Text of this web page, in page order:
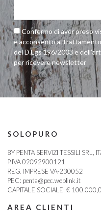
Confermo di aver preso
e acconsento al
del D.Lgs 196/2003 e
per ricevere newsletter
SOLOPURO
BY PENTA SERVIZI TESSILI SRL,
P.IVA 02092900121
REG. IMPRESE VA-230052
PEC: penta@pec.weblink.it
CAPITALE SOCIALE: €
AREA CLIENTI